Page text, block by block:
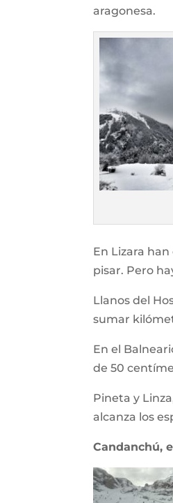
aragonesa.
En Lizara
pisar. Pero
Llanos del
sumar
En el
de 50
Pineta y
alcanza los
Candanchú,